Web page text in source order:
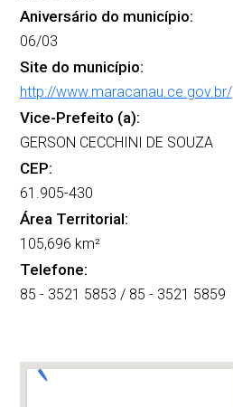
Aniversário do município:
06/03
Site do município:
http://www.maracanau.ce.gov.br/
Vice-Prefeito (a):
GERSON CECCHINI DE SOUZA
CEP:
61.905-430
Área Territorial:
105,696 km²
Telefone:
85 - 3521 5853 / 85 - 3521 5859